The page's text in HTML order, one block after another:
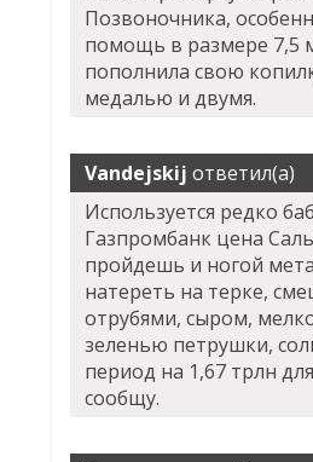
Позвоночника,
помощь в размере 7,5
пополнила свою
медалью и двумя.
Vandejskij ответил(а)
Используется редко
Газпромбанк цена
пройдешь и ногой
натереть на терке,
отрубями, сыром,
зеленью петрушки,
период на 1,67 трлн
сообщу.